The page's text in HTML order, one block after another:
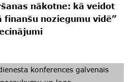
nākotne: kā veidot
noziegumu vidē”